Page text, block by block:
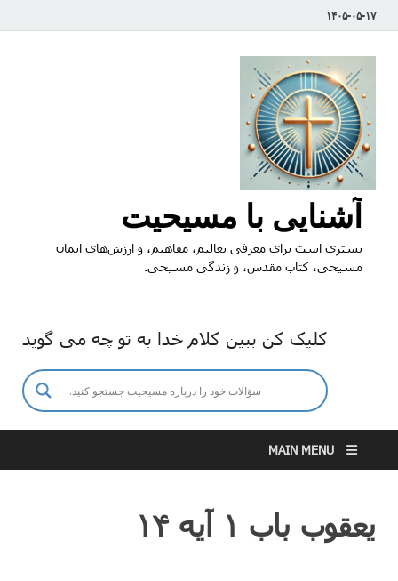
۱۴۰۵-۰۵-۱۷
آشنایی با مسیحیت
بستری است برای معرفی تعالیم، مفاهیم، و ارزش‌های ایمان
مسیحی، کتاب مقدس، و زندگی مسیحی.
کلیک کن ببین کلام خدا به تو چه می گوید
MAIN MENU
یعقوب باب ۱ آیه ۱۴